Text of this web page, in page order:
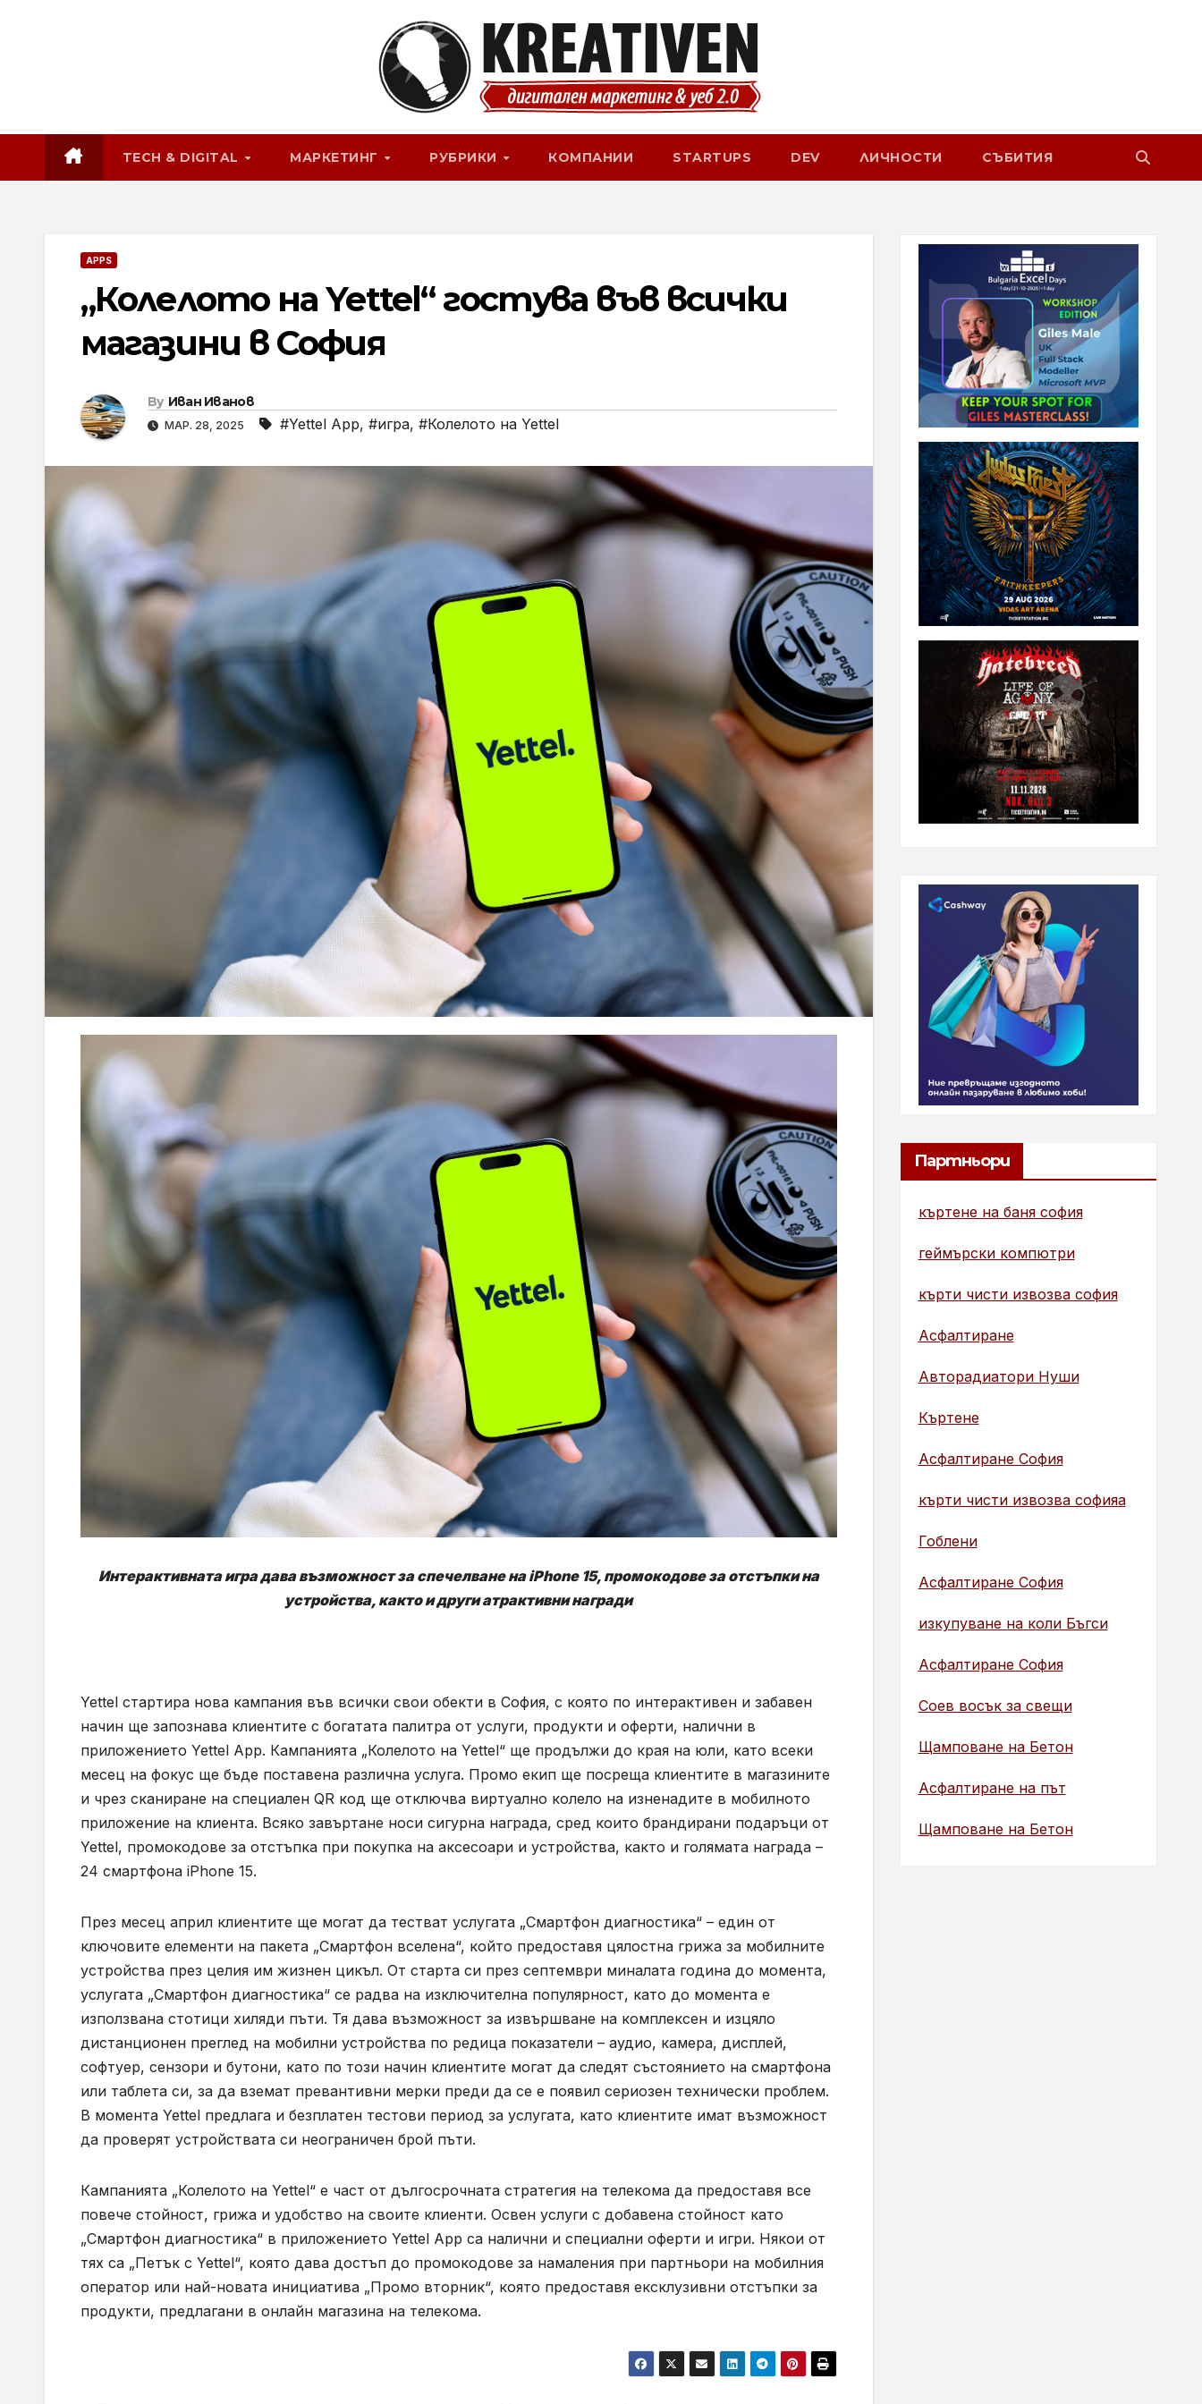
TECH & DIGITAL МАРКЕТИНГ РУБРИКИ КОМПАНИИ STARTUPS DEV ЛИЧНОСТИ СЪБИТИЯ
APPS
„Колелото на Yettel“ гостува във всички
магазини в София
By Иван Иванов
МАР. 28, 2025 #Yettel App, #игра, #Колелото на Yettel
Интерактивната игра дава възможност за спечелване на iPhone 15, промокодове за отстъпки на
устройства, както и други атрактивни награди
Yettel стартира нова кампания във всички свои обекти в София, с която по интерактивен и забавен
начин ще запознава клиентите с богатата палитра от услуги, продукти и оферти, налични в
приложението Yettel App. Кампанията „Колелото на Yettel“ ще продължи до края на юли, като всеки
месец на фокус ще бъде поставена различна услуга. Промо екип ще посреща клиентите в магазините
и чрез сканиране на специален QR код ще отключва виртуално колело на изненадите в мобилното
приложение на клиента. Всяко завъртане носи сигурна награда, сред които брандирани подаръци от
Yettel, промокодове за отстъпка при покупка на аксесоари и устройства, както и голямата награда –
24 смартфона iPhone 15.
През месец април клиентите ще могат да тестват услугата „Смартфон диагностика“ – един от
ключовите елементи на пакета „Смартфон вселена“, който предоставя цялостна грижа за мобилните
устройства през целия им жизнен цикъл. От старта си през септември миналата година до момента,
услугата „Смартфон диагностика“ се радва на изключителна популярност, като до момента е
използвана стотици хиляди пъти. Тя дава възможност за извършване на комплексен и изцяло
дистанционен преглед на мобилни устройства по редица показатели – аудио, камера, дисплей,
софтуер, сензори и бутони, като по този начин клиентите могат да следят състоянието на смартфона
или таблета си, за да вземат превантивни мерки преди да се е появил сериозен технически проблем.
В момента Yettel предлага и безплатен тестови период за услугата, като клиентите имат възможност
да проверят устройствата си неограничен брой пъти.
Кампанията „Колелото на Yettel“ е част от дългосрочната стратегия на телекома да предоставя все
повече стойност, грижа и удобство на своите клиенти. Освен услуги с добавена стойност като
„Смартфон диагностика“ в приложението Yettel App са налични и специални оферти и игри. Някои от
тях са „Петък с Yettel“, която дава достъп до промокодове за намаления при партньори на мобилния
оператор или най-новата инициатива „Промо вторник“, която предоставя ексклузивни отстъпки за
продукти, предлагани в онлайн магазина на телекома.
Партньори
къртене на баня софия
геймърски компютри
кърти чисти извозва софия
Асфалтиране
Авторадиатори Нуши
Къртене
Асфалтиране София
кърти чисти извозва софияа
Гоблени
Асфалтиране София
изкупуване на коли Бъгси
Асфалтиране София
Соев восък за свещи
Щамповане на Бетон
Асфалтиране на път
Щамповане на Бетон